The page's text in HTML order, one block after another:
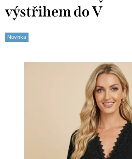
výstřihem do V
Novinka